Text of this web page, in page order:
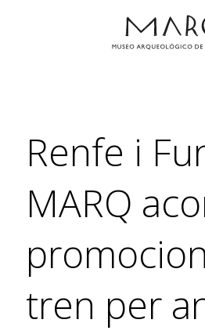
Renfe i
MARQ
tren per